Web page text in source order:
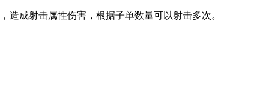
造成射击属性伤害，根据子单数量可以射击多次。